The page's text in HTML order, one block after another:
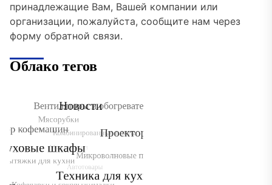
принадлежащие Вам, Вашей компании или
организации, пожалуйста, сообщите нам через
форму обратной связи.
Облако тегов